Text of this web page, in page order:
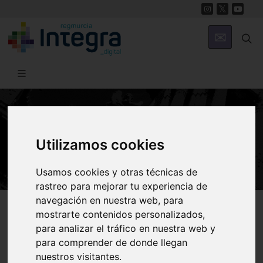
Utilizamos cookies
Usamos cookies y otras técnicas de
rastreo para mejorar tu experiencia de
navegación en nuestra web, para
mostrarte contenidos personalizados,
para analizar el tráfico en nuestra web y
para comprender de donde llegan
nuestros visitantes.
Personajes de la Región de Murcia
Región de Murcia Digital Historia Personajes